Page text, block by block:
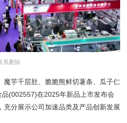
系删除
魔芋千层肚、脆脆熊鲜切薯条、瓜子仁
(002557)在2025年新品上市发布会
充分展示公司加速品类及产品创新发展